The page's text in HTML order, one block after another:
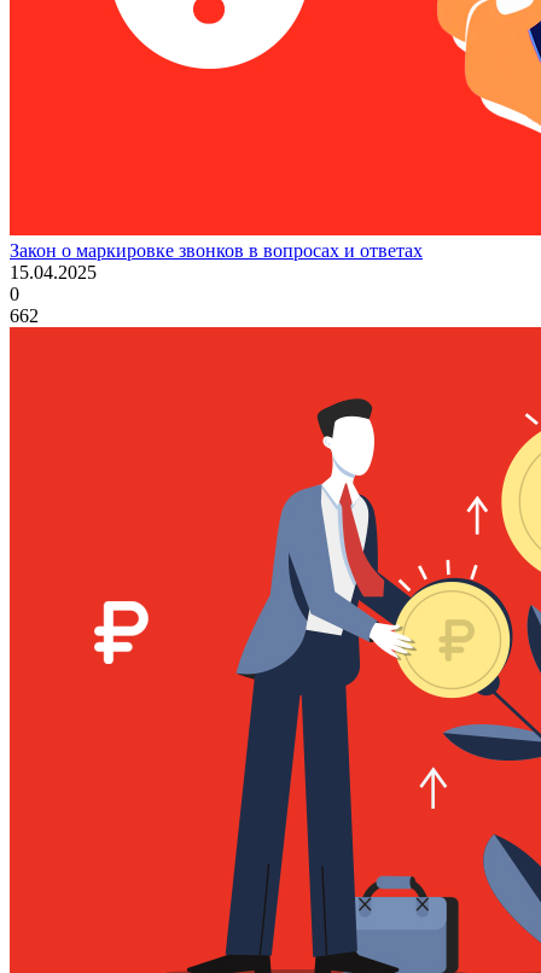
Закон о маркировке звонков в вопросах и ответах
15.04.2025
0
662